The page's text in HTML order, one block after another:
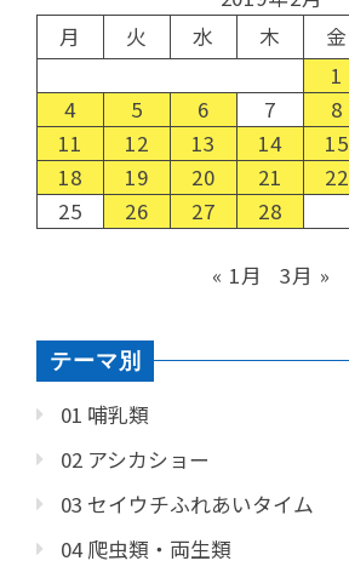
月
火 水 木 金
1
4
5 6 7 8
11
12 13 14 15
18
19 20 21 22
25
26 27 28
« 1月 3月 »
テーマ別
01 哺乳類
02 アシカショー
03 セイウチふれあいタイム
04 爬虫類・両生類